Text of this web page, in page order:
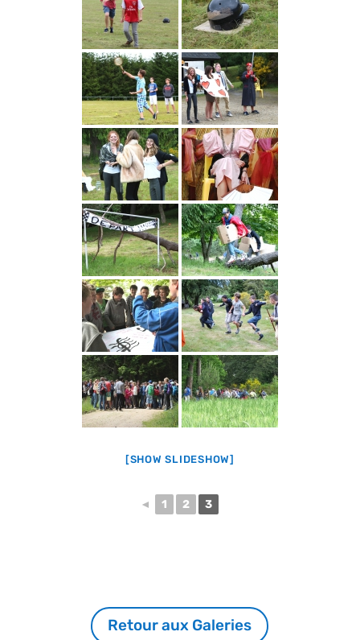
[SHOW SLIDESHOW]
◄ 1 2 3
Retour aux Galeries